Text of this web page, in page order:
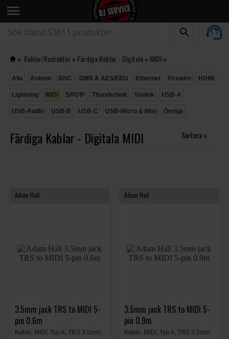
menu
» Kablar/Kontakter» Färdiga Kablar - Digitala» MIDI»
Alla Antenn BNC DMX & AES/EBU Ethernet Firewire HDMI
Lightning MIDI S/PDIF Thunderbolt Toslink USB-A
USB-Audio USB-B USB-C USB-Micro & Mini Övriga
Färdiga Kablar - Digitala MIDI Sortera »
Adam Hall
3.5mm jack TRS to MIDI 5-
pin 0.6m
Kabel, MIDI, Typ A, TRS 3.5mm
Adam Hall
3.5mm jack TRS to MIDI 5-
pin 0.9m
Kabel, MIDI, Typ A, TRS 3.5mm